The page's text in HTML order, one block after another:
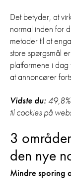
Det betyder, at
normal inden for
metoder til at
store spørgsmål
platformene i dag
at annoncører
Vidste du:
til cookies på
3
den nye
Mindre sporing